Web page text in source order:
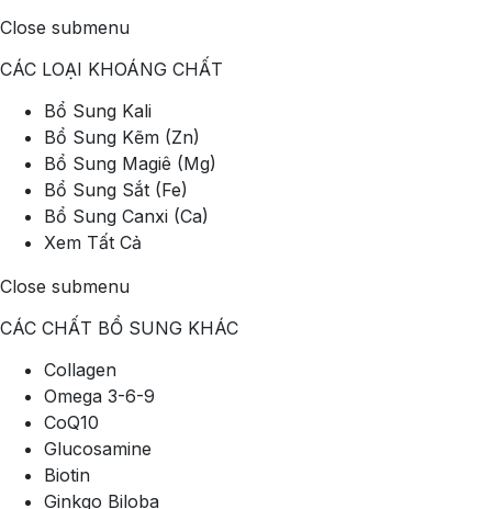
Close submenu
CÁC LOẠI KHOÁNG CHẤT
Bổ Sung Kali
Bổ Sung Kẽm (Zn)
Bổ Sung Magiê (Mg)
Bổ Sung Sắt (Fe)
Bổ Sung Canxi (Ca)
Xem Tất Cả
Close submenu
CÁC CHẤT BỔ SUNG KHÁC
Collagen
Omega 3-6-9
CoQ10
Glucosamine
Biotin
Ginkgo Biloba